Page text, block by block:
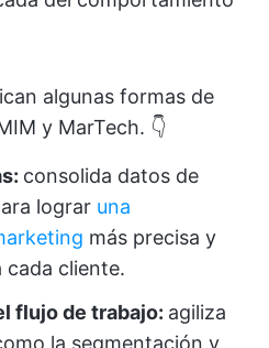
algunas formas de
y MarTech. 👇
consolida datos de
lograr una
más precisa y
cada cliente.
flujo de trabajo: agiliza
la segmentación y